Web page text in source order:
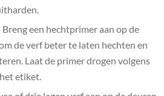
een hechtprimer aan op de
de verf beter te laten hechten en
Laat de primer drogen volgens
etiket.